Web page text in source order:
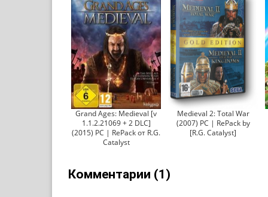
Grand Ages: Mediеval [v
1.1.2.21069 + 2 DLC]
(2015) PC | RePack от R.G.
Catalyst
Medieval 2: Total War
(2007) PC | RePack by
[R.G. Catalyst]
Комментарии (1)